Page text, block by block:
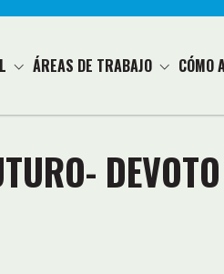
ÁREAS DE TRABAJO CÓMO
DEVOTO